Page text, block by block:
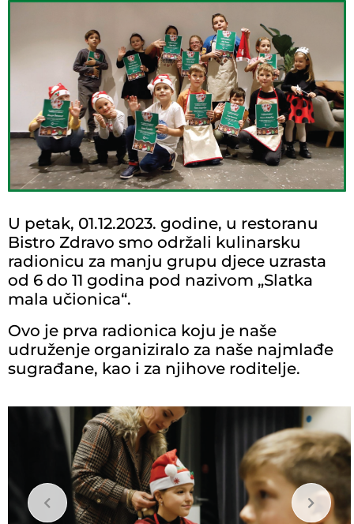
U petak, 01.12.2023. godine, u restoranu
Bistro Zdravo smo održali kulinarsku
radionicu za manju grupu djece uzrasta
od 6 do 11 godina pod nazivom „Slatka
mala učionica“.
Ovo je prva radionica koju je naše
udruženje organiziralo za naše najmlađe
sugrađane, kao i za njihove roditelje.